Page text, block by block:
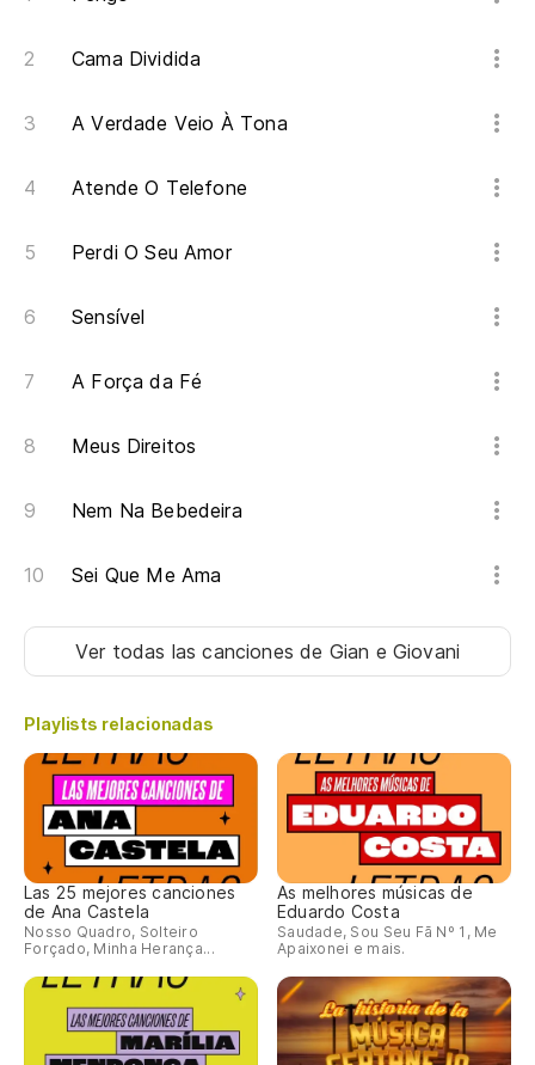
Cama Dividida
A Verdade Veio À Tona
Atende O Telefone
Perdi O Seu Amor
Sensível
A Força da Fé
Meus Direitos
Nem Na Bebedeira
Sei Que Me Ama
Ver todas las cancionesde Gian e Giovani
Playlists relacionadas
Las 25 mejores canciones
de Ana Castela
Nosso Quadro, Solteiro
Forçado, Minha Herança...
As melhores músicas de
Eduardo Costa
Saudade, Sou Seu Fã Nº 1, Me
Apaixonei e mais.